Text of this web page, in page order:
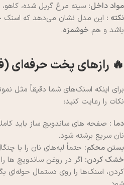
مواد داخل: سینه مرغ گریل شده،
نکته : این مدل نشان می‌دهد که اسنک
باشد و هم خوشمزه.
🔥 رازهای پخت حرفه‌ای
برای اینکه اسنک‌های شما دقیقاً مثل
نکات را رعایت کنید:
دما :
نان سریع برشته شود.
بستن محکم: حتماً لبه‌های نان را با
خشک کردن: اگر در روغن ساندویچ ها
کردن، اسنک‌ها را روی دستمال حوله‌ای